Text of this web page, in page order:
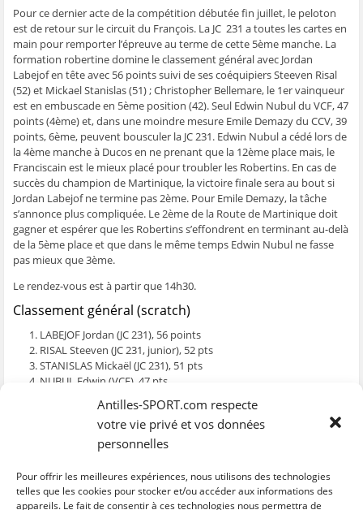
Antilles-SPORT.com respecte
votre vie privé et vos données
personnelles
Pour offrir les meilleures expériences, nous utilisons des technologies
telles que les cookies pour stocker et/ou accéder aux informations des
appareils. Le fait de consentir à ces technologies nous permettra de
u
n
e
n
o
u
v
e
l
l
f
e
n
ê
t
r
e
n
e
n
o
u
v
e
e
f
e
n
ê
r
e
)
u
n
e
n
o
u
v
e
l
l
e
e
n
ê
t
r
e
e
n
o
u
v
e
l
l
e
f
e
n
ê
t
r
e
)
a
n
s
u
n
e
n
u
v
l
l
e
f
e
n
ê
r
e
)
Pour ce dernier acte de la compétition débutée fin juillet, le peloton
est de retour sur le circuit du François. La JC 231 a toutes les cartes en
main pour remporter l’épreuve au terme de cette 5ème manche. La
formation robertine domine le classement général avec Jordan
Labejof en tête avec 56 points suivi de ses coéquipiers Steeven Risal
(52) et Mickael Stanislas (51) ; Christopher Bellemare, le 1er vainqueur
est en embuscade en 5ème position (42). Seul Edwin Nubul du VCF, 47
points (4ème) et, dans une moindre mesure Emile Demazy du CCV, 39
points, 6ème, peuvent bousculer la JC 231. Edwin Nubul a cédé lors de
la 4ème manche à Ducos en ne prenant que la 12ème place mais, le
Franciscain est le mieux placé pour troubler les Robertins. En cas de
succès du champion de Martinique, la victoire finale sera au bout si
Jordan Labejof ne termine pas 2ème. Pour Emile Demazy, la tâche
s’annonce plus compliquée. Le 2ème de la Route de Martinique doit
gagner et espérer que les Robertins s’effondrent en terminant au-delà
de la 5ème place et que dans le même temps Edwin Nubul ne fasse
pas mieux que 3ème.
Le rendez-vous est à partir que 14h30.
Classement général (scratch)
LABEJOF Jordan (JC 231), 56 points
RISAL Steeven (JC 231, junior), 52 pts
STANISLAS Mickaël (JC 231), 51 pts
NUBUL Edwin (VCF), 47 pts
BELLEMARE Christopher (JC 231), 42 pts
DEMAZY Emile (CCV), 39 pts
RINGUET Teddy (Team Crédit Mutuel Garage Premier), 39 pts
CADET-MARTHE Eddy-Michel (Madinina Bikers), 35 pts
RAGOT Thierry (ECD), 25 pts